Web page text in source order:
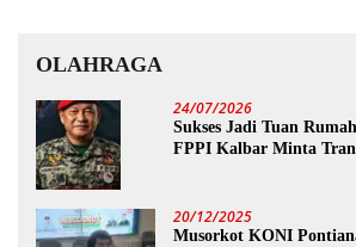
OLAHRAGA
24/07/2026
Sukses Jadi Tuan
FPPI Kalbar Minta
20/12/2025
Musorkot KONI